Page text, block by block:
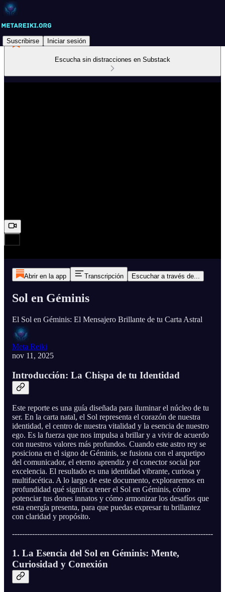
Suscribirse Iniciar sesión
Escucha sin distracciones en Substack
Abrir en la app Transcripción Escuchar a través de...
Sol en Géminis
El Sol en Géminis: El Mensajero Brillante de tu Carta Astral
Meta Reiki
nov 11, 2025
Introducción: La Chispa de tu Identidad
Este reporte es una guía diseñada para iluminar el núcleo de tu
ser. En la carta natal, el Sol representa el corazón de nuestra
identidad, el centro de nuestra vitalidad y la esencia de nuestro
ego. Es la fuerza que nos impulsa a brillar y a vivir de acuerdo
con nuestros valores más profundos. Cuando este astro rey se
posiciona en el signo de Géminis, se fusiona con el arquetipo
del comunicador, el eterno aprendiz y el conector social por
excelencia. El resultado es una identidad vibrante, curiosa y
multifacética. A lo largo de este documento, exploraremos en
profundidad qué significa tener el Sol en Géminis, cómo
potenciar tus dones innatos y cómo armonizar los desafíos que
esta energía presenta, para que puedas expresar tu brillantez
con claridad y propósito.
--------------------------------------------------------------------------------
1. La Esencia del Sol en Géminis: Mente,
Curiosidad y Conexión